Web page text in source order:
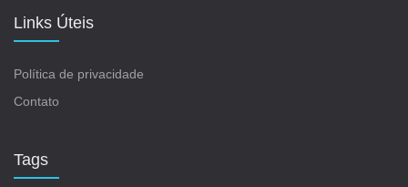
Links Úteis
Política de privacidade
Contato
Tags